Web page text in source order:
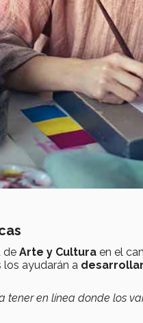
de Arte y Cultura en el
los ayudarán a
tener en línea donde los